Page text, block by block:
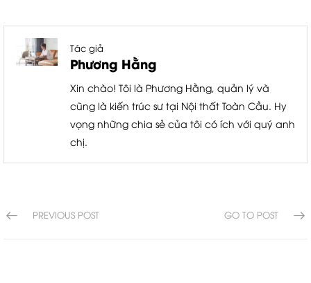
Tác giả
Phương Hằng
Xin chào! Tôi là Phương Hằng, quản lý và
cũng là kiến trúc sư tại Nội thất Toàn Cầu. Hy
vọng những chia sẻ của tôi có ích với quý anh
chị.
PREVIOUS POST GO TO POST